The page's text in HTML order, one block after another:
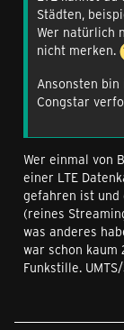
Städten,
Wer natürlich
nicht merken.
Ansonsten bin
Congstar
Wer einmal von
einer LTE
gefahren ist und
(reines
was anderes
war schon
Funkstille.